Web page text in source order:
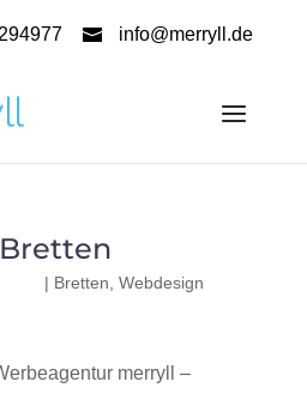
info@merryll.de
| Bretten Webdesign
merryll –